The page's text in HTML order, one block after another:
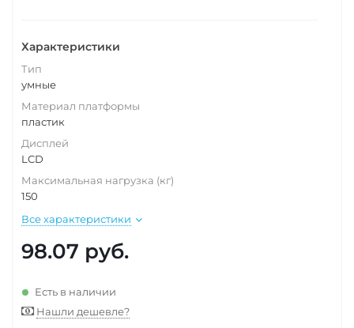
Характеристики
Тип
умные
Материал платформы
пластик
Дисплей
LCD
Максимальная нагрузка (кг)
150
Все характеристики
98.07 руб.
Есть в наличии
Нашли дешевле?